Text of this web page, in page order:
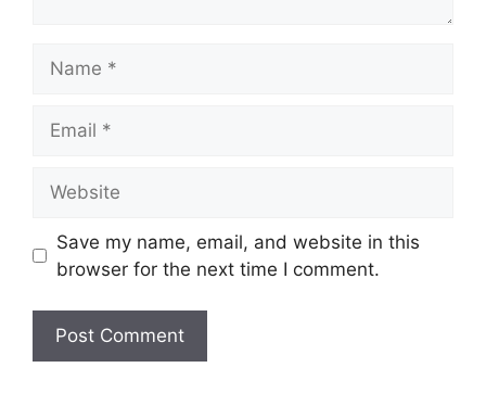
Save my name, email, and website in this
browser for the next time I comment.